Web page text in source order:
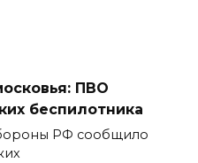
ПВО
беспилотника
РФ сообщило